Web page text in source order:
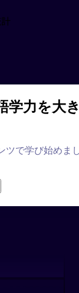
学力を大
ツで学び始めま